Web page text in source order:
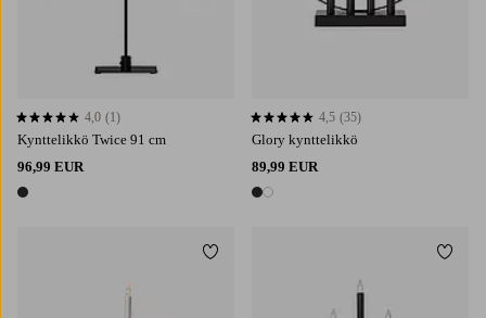
Kynttelikkö Twice 91 cm
96,99 EUR
1 väri
4,0 perustuen 1 arvosanaan
4,0 (1)
Glory kynttelikkö
89,99 EUR
2 värejä
4,5 perustuen 35 arvosanaan
4,5 (35)
Lisää suosikkeihin Lisää